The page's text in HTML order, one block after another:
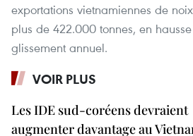
exportations vietnamiennes de
plus de 422.000 tonnes, en
glissement annuel.
VOIR PLUS
Les IDE sud-coréens devraient
augmenter davantage au